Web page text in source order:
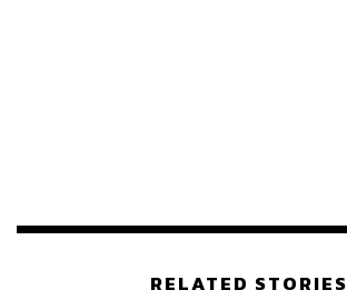
RELATED STORIES